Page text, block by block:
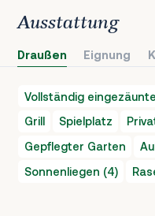
Ausstattung
Draußen Eignung
Vollständig
Grill
Spielplatz
Gepflegter Garten
Sonnenliegen (4)